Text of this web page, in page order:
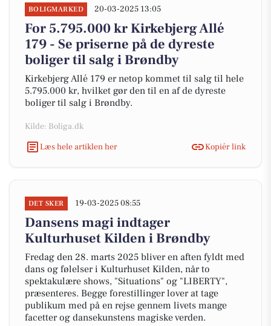
BOLIGMARKED 20-03-2025 13:05
For 5.795.000 kr Kirkebjerg Allé
179 - Se priserne på de dyreste
boliger til salg i Brøndby
Kirkebjerg Allé 179 er netop kommet til salg til hele
5.795.000 kr, hvilket gør den til en af de dyreste
boliger til salg i Brøndby.
Kilde: Boliga.dk
Læs hele artiklen her
Kopiér link
DET SKER 19-03-2025 08:55
Dansens magi indtager
Kulturhuset Kilden i Brøndby
Fredag den 28. marts 2025 bliver en aften fyldt med
dans og følelser i Kulturhuset Kilden, når to
spektakulære shows, "Situations" og "LIBERTY",
præsenteres. Begge forestillinger lover at tage
publikum med på en rejse gennem livets mange
facetter og dansekunstens magiske verden.